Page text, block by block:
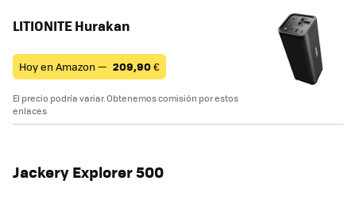
LITIONITE Hurakan
Hoy en Amazon — 209,90€
El precio podría variar. Obtenemos comisión por estos
enlaces
Jackery Explorer 500